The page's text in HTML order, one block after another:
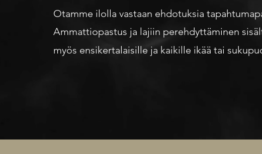
Otamme ilolla vastaan ehdotuksia
Ammattiopastus ja lajiin perehdyttäminen
myös ensikertalaisille ja kaikille ikää tai